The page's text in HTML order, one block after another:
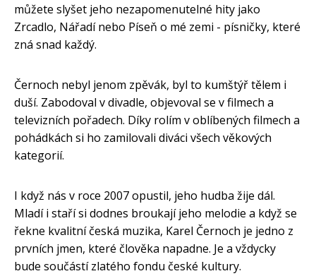
můžete slyšet jeho nezapomenutelné hity jako
Zrcadlo, Nářadí nebo Píseň o mé zemi - písničky, které
zná snad každý.
Černoch nebyl jenom zpěvák, byl to kumštýř tělem i
duší. Zabodoval v divadle, objevoval se v filmech a
televizních pořadech. Díky rolím v oblíbených filmech a
pohádkách si ho zamilovali diváci všech věkových
kategorií.
I když nás v roce 2007 opustil, jeho hudba žije dál.
Mladí i staří si dodnes broukají jeho melodie a když se
řekne kvalitní česká muzika, Karel Černoch je jedno z
prvních jmen, které člověka napadne. Je a vždycky
bude součástí zlatého fondu české kultury.